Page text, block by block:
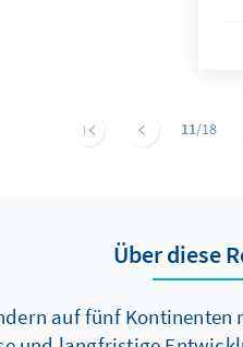
11/18
Über diese
auf fünf